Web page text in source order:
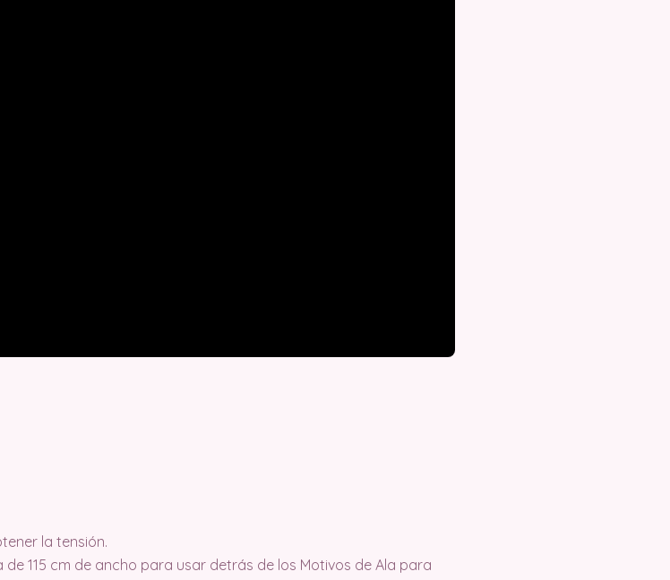
la tensión.
115 cm de ancho para usar detrás de los Motivos de Ala para